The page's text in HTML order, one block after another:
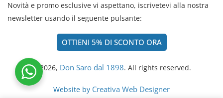
Novità e promo esclusive vi aspettano, iscrivetevi alla nostra
newsletter usando il seguente pulsante:
OTTIENI 5% DI SCONTO ORA
© 2026, Don Saro dal 1898. All rights reserved.
Website by Creativa Web Designer